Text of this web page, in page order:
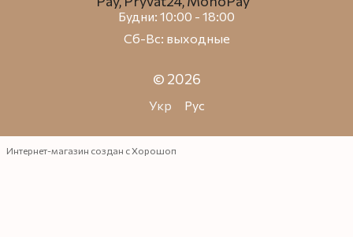
Будни: 10:00 - 18:00
Сб-Вс: выходные
© 2026
Укр Рус
Интернет-магазин создан с Хорошоп